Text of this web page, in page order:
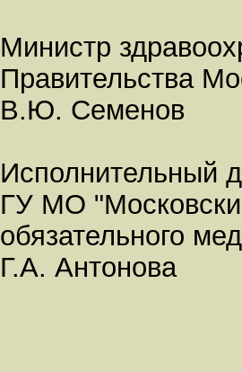
Министр
Правительства
В.Ю. Семенов
Исполнительный
ГУ МО
обязательного
Г.А. Антонова